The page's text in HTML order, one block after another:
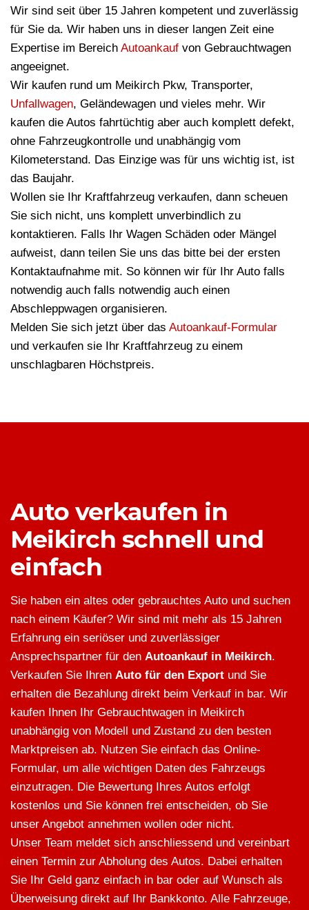
Wir sind seit über 15 Jahren kompetent und zuverlässig
für Sie da. Wir haben uns in dieser langen Zeit eine
Expertise im Bereich Autoankauf von Gebrauchtwagen
angeeignet.
Wir kaufen rund um Meikirch Pkw, Transporter,
Unfallwagen, Geländewagen und vieles mehr. Wir
kaufen die Autos fahrtüchtig aber auch komplett defekt,
ohne Fahrzeugkontrolle und unabhängig vom
Kilometerstand. Das Einzige was für uns wichtig ist, ist
das Baujahr.
Wollen sie Ihr Kraftfahrzeug verkaufen, dann scheuen
Sie sich nicht, uns komplett unverbindlich zu
kontaktieren. Falls Ihr Wagen Schäden oder Mängel
aufweist, dann teilen Sie uns das bitte bei der ersten
Kontaktaufnahme mit. So können wir für Ihr Auto falls
notwendig auch falls notwendig auch einen
Abschleppwagen organisieren.
Melden Sie sich jetzt über das Autoankauf-Formular
und verkaufen sie Ihr Kraftfahrzeug zu einem
unschlagbaren Höchstpreis.
Auto verkaufen in
Meikirch schnell und
einfach
Sie haben ein altes oder gebrauchtes Auto und suchen
nach einem Käufer? Wir sind mit mehr als 15 Jahren
Erfahrung ein seriöser und zuverlässiger
Ansprechspartner für den Autoankauf in Meikirch.
Verkaufen Sie Ihren Auto für den Export und Sie
erhalten die Bezahlung direkt beim Verkauf in bar. Wir
kaufen Ihnen Ihr Gebrauchtwagen in Meikirch
unabhängig von Modell und Zustand zu den besten
Marktpreisen ab. Nutzen Sie einfach das Online-
Formular, um alle wichtigen Daten des Fahrzeugs
einzutragen. Die Bewertung Ihres Autos erfolgt
kostenlos und Sie können frei entscheiden, ob Sie
unser Angebot annehmen wollen oder nicht.
Unser Team meldet sich anschliessend und vereinbart
einen Termin zur Abholung des Autos. Dabei erhalten
Sie Ihr Geld ganz einfach in bar oder auf Wunsch als
Überweisung direkt auf Ihr Bankkonto. Alle Fahrzeuge,